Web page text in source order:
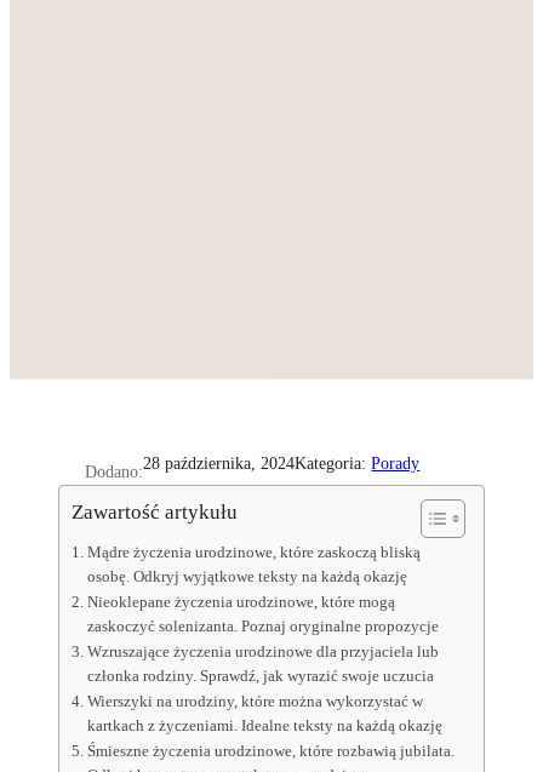
Dodano:28 października, 2024Kategoria:Porady
Zawartość artykułu
Mądre życzenia urodzinowe, które zaskoczą bliską
osobę. Odkryj wyjątkowe teksty na każdą okazję
Nieoklepane życzenia urodzinowe, które mogą
zaskoczyć solenizanta. Poznaj oryginalne propozycje
Wzruszające życzenia urodzinowe dla przyjaciela lub
członka rodziny. Sprawdź, jak wyrazić swoje uczucia
Wierszyki na urodziny, które można wykorzystać w
kartkach z życzeniami. Idealne teksty na każdą okazję
Śmieszne życzenia urodzinowe, które rozbawią jubilata.